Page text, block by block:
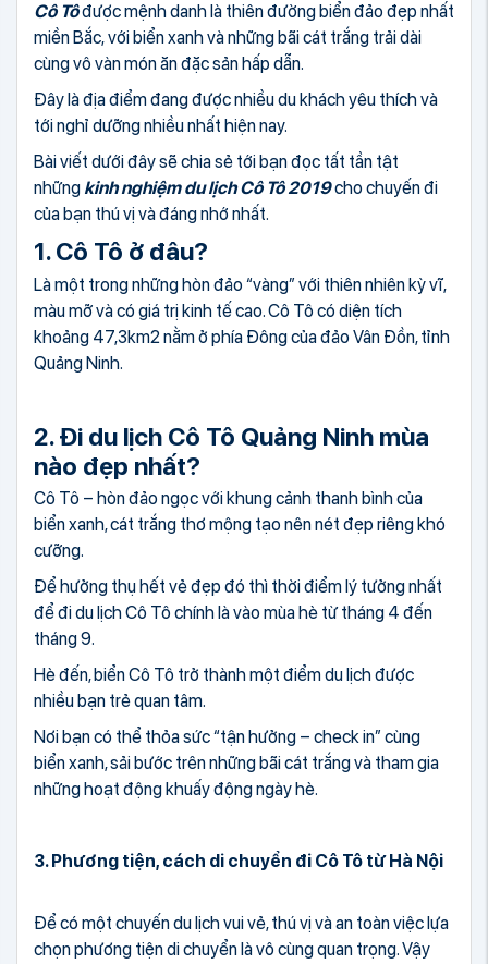
Cô Tôđược mệnh danh là thiên đường biển đảo đẹp nhất
miền Bắc, với biển xanh và những bãi cát trắng trải dài
cùng vô vàn món ăn đặc sản hấp dẫn.
Đây là địa điểm đang được nhiều du khách yêu thích và
tới nghỉ dưỡng nhiều nhất hiện nay.
Bài viết dưới đây sẽ chia sẻ tới bạn đọc tất tần tật
những kinh nghiệm du lịch Cô Tô 2019cho chuyến đi
của bạn thú vị và đáng nhớ nhất.
1. Cô Tô ở đâu?
Là một trong những hòn đảo “vàng” với thiên nhiên kỳ vĩ,
màu mỡ và có giá trị kinh tế cao. Cô Tô có diện tích
khoảng 47,3km2 nằm ở phía Đông của đảo Vân Đồn, tỉnh
Quảng Ninh.
2. Đi du lịch Cô Tô Quảng Ninh mùa
nào đẹp nhất?
Cô Tô – hòn đảo ngọc với khung cảnh thanh bình của
biển xanh, cát trắng thơ mộng tạo nên nét đẹp riêng khó
cưỡng.
Để hưởng thụ hết vẻ đẹp đó thì thời điểm lý tưởng nhất
để đi du lịch Cô Tô chính là vào mùa hè từ tháng 4 đến
tháng 9.
Hè đến, biển Cô Tô trở thành một điểm du lịch được
nhiều bạn trẻ quan tâm.
Nơi bạn có thể thỏa sức “tận hưởng – check in” cùng
biển xanh, sải bước trên những bãi cát trắng và tham gia
những hoạt động khuấy động ngày hè.
3. Phương tiện, cách di chuyển đi Cô Tô từ Hà Nội
Để có một chuyến du lịch vui vẻ, thú vị và an toàn việc lựa
chọn phương tiện di chuyển là vô cùng quan trọng. Vậy